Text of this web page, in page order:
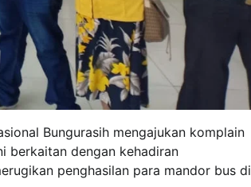
Bungurasih mengajukan komplain
berkaitan dengan kehadiran
penghasilan para mandor bus di